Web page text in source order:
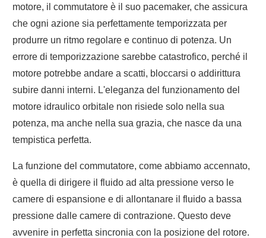
motore, il commutatore è il suo pacemaker, che assicura
che ogni azione sia perfettamente temporizzata per
produrre un ritmo regolare e continuo di potenza. Un
errore di temporizzazione sarebbe catastrofico, perché il
motore potrebbe andare a scatti, bloccarsi o addirittura
subire danni interni. L'eleganza del funzionamento del
motore idraulico orbitale non risiede solo nella sua
potenza, ma anche nella sua grazia, che nasce da una
tempistica perfetta.
La funzione del commutatore, come abbiamo accennato,
è quella di dirigere il fluido ad alta pressione verso le
camere di espansione e di allontanare il fluido a bassa
pressione dalle camere di contrazione. Questo deve
avvenire in perfetta sincronia con la posizione del rotore.